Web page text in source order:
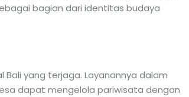
bagian dari identitas budaya
yang terjaga. Layanannya dalam
dapat mengelola pariwisata dengan